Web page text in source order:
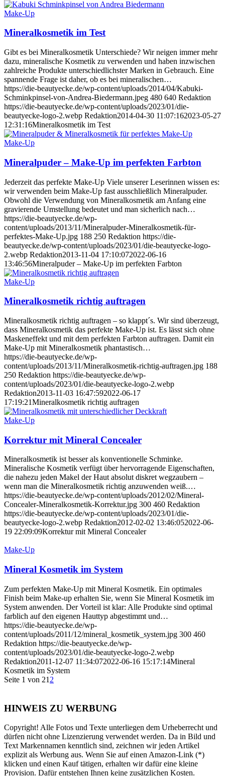
Make-Up
Mineralkosmetik im Test
Gibt es bei Mineralkosmetik Unterschiede? Wir neigen immer mehr
dazu, mineralische Kosmetik zu verwenden und haben inzwischen
zahlreiche Produkte unterschiedlichster Marken in Gebrauch. Eine
spannende Frage ist daher, ob es bei mineralischen…
https://die-beautyecke.de/wp-content/uploads/2014/04/Kabuki-
Schminkpinsel-von-Andrea-Biedermann.jpeg 480 640 Redaktion
https://die-beautyecke.de/wp-content/uploads/2023/01/die-
beautyecke-logo-2.webp Redaktion2014-04-30 11:07:162023-05-27
12:31:16Mineralkosmetik im Test
Make-Up
Mineralpuder – Make-Up im perfekten Farbton
Jederzeit das perfekte Make-Up Viele unserer Leserinnen wissen es:
wir verwenden beim Make-Up fast ausschließlich Mineralpuder.
Obwohl die Verwendung von Mineralkosmetik am Anfang eine
gravierende Umstellung bedeutet und man sicherlich nach…
https://die-beautyecke.de/wp-
content/uploads/2013/11/Mineralpuder-Mineralkosmetik-für-
perfektes-Make-Up.jpg 188 250 Redaktion https://die-
beautyecke.de/wp-content/uploads/2023/01/die-beautyecke-logo-
2.webp Redaktion2013-11-04 17:10:072022-06-16
13:46:56Mineralpuder – Make-Up im perfekten Farbton
Make-Up
Mineralkosmetik richtig auftragen
Mineralkosmetik richtig auftragen – so klappt´s. Wir sind überzeugt,
dass Mineralkosmetik das perfekte Make-Up ist. Es lässt sich ohne
Maskeneffekt und mit dem perfekten Farbton auftragen. Damit ein
Make-Up mit Mineralkosmetik phantastisch…
https://die-beautyecke.de/wp-
content/uploads/2013/11/Mineralkosmetik-richtig-auftragen.jpg 188
250 Redaktion https://die-beautyecke.de/wp-
content/uploads/2023/01/die-beautyecke-logo-2.webp
Redaktion2013-11-03 16:47:592022-06-17
17:19:21Mineralkosmetik richtig auftragen
Make-Up
Korrektur mit Mineral Concealer
Mineralkosmetik ist besser als konventionelle Schminke.
Mineralische Kosmetik verfügt über hervorragende Eigenschaften,
die nahezu jeden Makel der Haut absolut diskret wegzaubern –
wenn man die Mineralkosmetik richtig anzuwenden weiß.…
https://die-beautyecke.de/wp-content/uploads/2012/02/Mineral-
Concealer-Mineralkosmetik-Korrektur.jpg 300 460 Redaktion
https://die-beautyecke.de/wp-content/uploads/2023/01/die-
beautyecke-logo-2.webp Redaktion2012-02-02 13:46:052022-06-
19 22:09:09Korrektur mit Mineral Concealer
Make-Up
Mineral Kosmetik im System
Zum perfekten Make-Up mit Mineral Kosmetik. Ein optimales
Finish beim Make-up erhalten Sie, wenn Sie Mineral Kosmetik im
System anwenden. Der Vorteil ist klar: Alle Produkte sind optimal
farblich auf den eigenen Hauttyp abgestimmt und…
https://die-beautyecke.de/wp-
content/uploads/2011/12/mineral_kosmetik_system.jpg 300 460
Redaktion https://die-beautyecke.de/wp-
content/uploads/2023/01/die-beautyecke-logo-2.webp
Redaktion2011-12-07 11:34:072022-06-16 15:17:14Mineral
Kosmetik im System
Seite 1 von 21 2
HINWEIS ZU WERBUNG
Copyright! Alle Fotos und Texte unterliegen dem Urheberrecht und
dürfen nicht ohne Lizenzierung verwendet werden. Da in Bild und
Text Markennamen kenntlich sind, zeichnen wir jeden Artikel
explizit als Werbung aus. Wenn Sie auf einen Amazon-Link (*)
klicken und einen Kauf tätigen, erhalten wir dafür eine kleine
Provision. Dafür entstehen Ihnen keine zusätzlichen Kosten.